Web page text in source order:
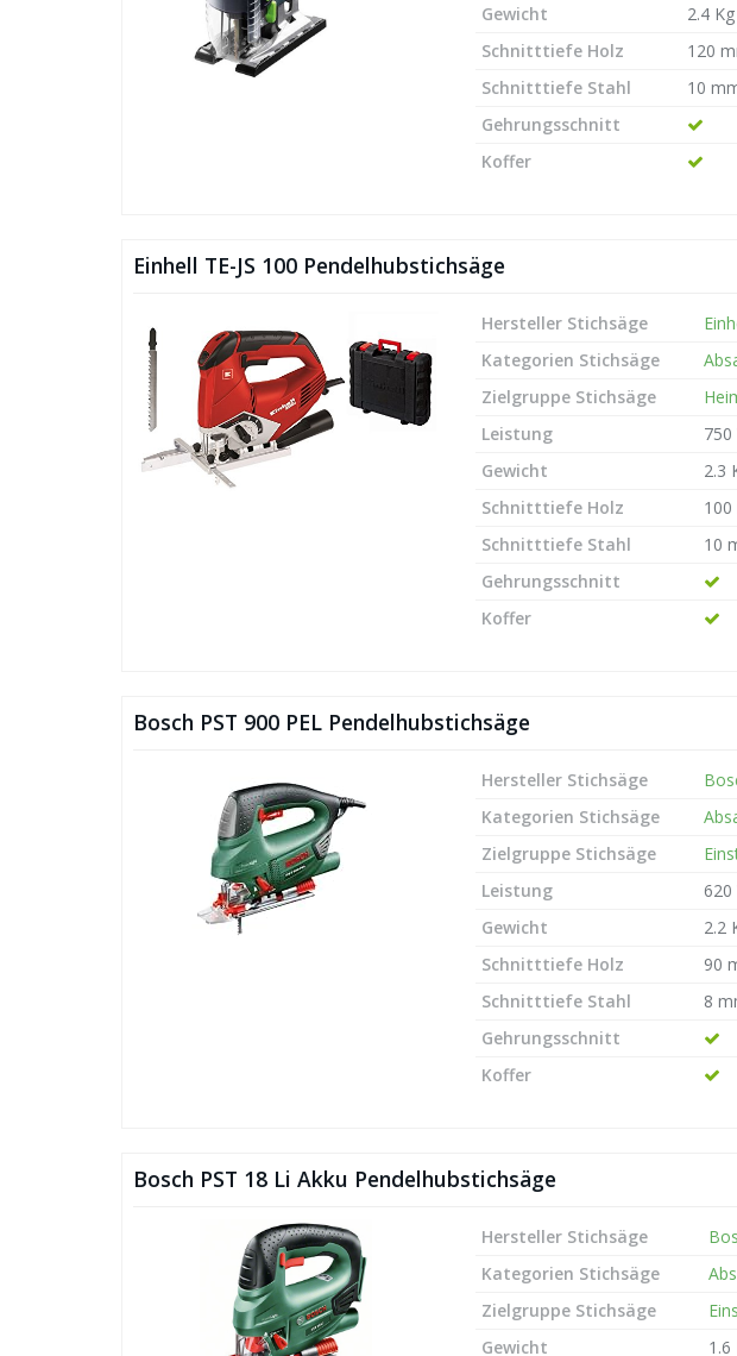
Gewicht
2.4 Kg
Schnitttiefe Holz
120
Schnitttiefe Stahl
10
Gehrungsschnitt
Koffer
Einhell TE-JS 100 Pendelhubstichsäge
Hersteller Stichsäge
Kategorien Stichsäge
Zielgruppe Stichsäge
Leistung
Gewicht
2.3
Schnitttiefe Holz
Schnitttiefe Stahl
10
Gehrungsschnitt
Koffer
Bosch PST 900 PEL Pendelhubstichsäge
Hersteller Stichsäge
Kategorien Stichsäge
Zielgruppe Stichsäge
Leistung
Gewicht
2.2
Schnitttiefe Holz
90
Schnitttiefe Stahl
8
Gehrungsschnitt
Koffer
Bosch PST 18 Li Akku Pendelhubstichsäge
Hersteller Stichsäge
Kategorien Stichsäge
Zielgruppe Stichsäge
Gewicht
1.6